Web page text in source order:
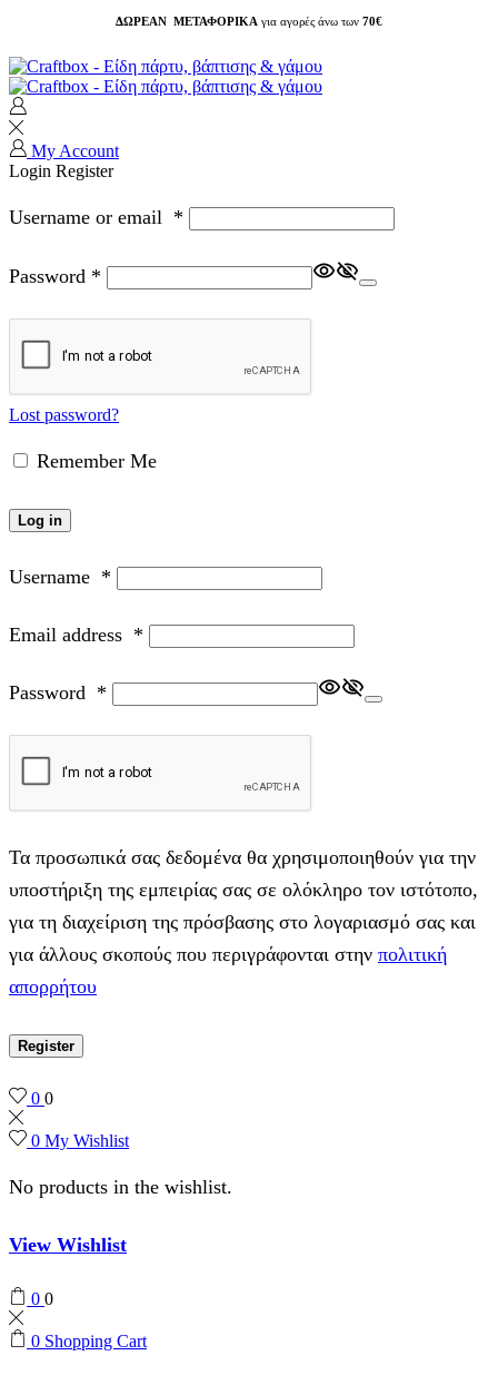
ΔΩΡΕΑΝ ΜΕΤΑΦΟΡΙΚΑ για αγορές άνω των 70€
My Account
Login Register
Username or email *
Password *
Lost password?
Remember Me
Log in
Username *
Email address *
Password *
Τα προσωπικά σας δεδομένα θα χρησιμοποιηθούν για την
υποστήριξη της εμπειρίας σας σε ολόκληρο τον ιστότοπο,
για τη διαχείριση της πρόσβασης στο λογαριασμό σας και
για άλλους σκοπούς που περιγράφονται στην πολιτική
απορρήτου
Register
0 0
0 My Wishlist
No products in the wishlist.
View Wishlist
0 0
0 Shopping Cart